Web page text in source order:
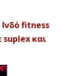
fitness
και